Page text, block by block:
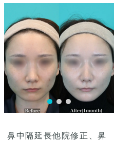
す。内出血は平均2週間くら
いで目立たなくなります。 稀
に感染がありますが、そのよ
うな際は責任を持って当院で
治療します。 仕上がりには個
人差があるので、手術を受け
た人全員がこの写真の様な変
化をするわけではありません
のでご注意下さい。 カウンセ
リングにて診察させていただ
いた上でその方一人一人の状
態をふまえて、治療法をご提
術後１ヶ月
鼻中隔延長他院修正、鼻